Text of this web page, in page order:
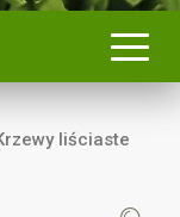
liściaste